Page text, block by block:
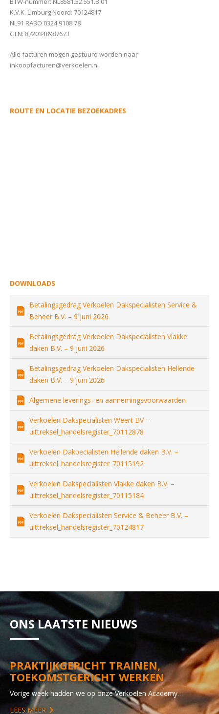
K.V.K. Limburg Noord: 70124817
NL91 RABO 0324 9108 78
GLN: 8720348987673
Alle facturen mogen gestuurd worden naar
inkoopfacturen@verkoelen.nl
ROUTE EN LOCATIE BEZOEKADRES
DOWNLOADS
Betalingsgedrag Verkoelen Dakspecialisten Service &
Beheer B.V. – 9 juni 2026
Betalingsgedrag Verkoelen Dakspecialisten Vlakke
daken B.V. – 9 juni 2026
Betalingsgedrag Verkoelen Dakspecialisten Hellende
daken B.V. – 9 juni 2026
Algemene leverings- en aannemingsvoorwaarden
Verkoelen Dakspecialisten Weert BV –
uittreksel_handelsregister_70112878
Verkoelen Dakpecialisten Hellende daken B.V. –
uittreksel_handelsregister_70115192
Verkoelen Dakspecialisten Vlakke daken B.V. –
uittreksel_handelsregister_70115184
Verkoelen Dakspecialisten Service & Beheer B.V. –
uittreksel_handelsregister_70124817
ONS LAATSTE NIEUWS
PRAKTIJKGERICHT TRAINEN,
TOEKOMSTGERICHT WERKEN
Vorige week hadden we op onze Verkoelen Academy…
LEES MEER